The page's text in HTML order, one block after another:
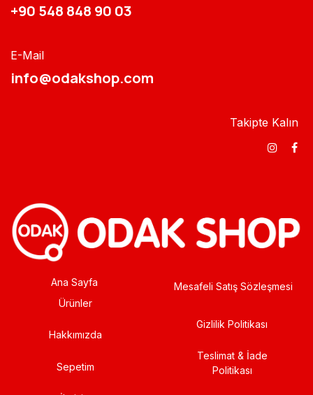
+90 548 848 90 03​​
E-Mail
info@odakshop.com​
Takipte Kalın
Ana Sayfa
Ürünler
Hakkımızda
Sepetim
Mesafeli Satış Sözleşmesi
Gizlilik Politikası
Teslimat & İade
Politikası